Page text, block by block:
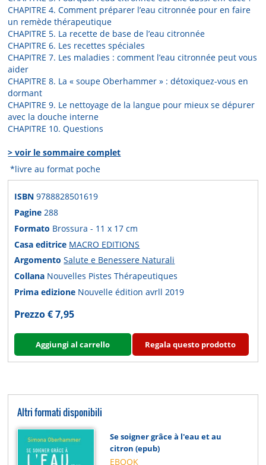
CHAPITRE 4. Comment préparer l’eau citronnée pour en faire
un remède thérapeutique
CHAPITRE 5. La recette de base de l’eau citronnée
CHAPITRE 6. Les recettes spéciales
CHAPITRE 7. Les maladies : comment l’eau citronnée peut vous
aider
CHAPITRE 8. La « soupe Oberhammer » : détoxiquez-vous en
dormant
CHAPITRE 9. Le nettoyage de la langue pour mieux se dépurer
avec la douche interne
CHAPITRE 10. Questions
> voir le sommaire complet
*livre au format poche
ISBN9788828501619
Pagine288
Formato Brossura - 11 x 17 cm
Casa editrice MACRO EDITIONS
ArgomentoSalute e Benessere Naturali
Collana Nouvelles Pistes Thérapeutiques
Prima edizione Nouvelle édition avrll 2019
Prezzo € 7,95
Aggiungi al carrello Regala questo prodotto
Altri formati disponibili
Se soigner grâce à l'eau et au
citron (epub)
EBOOK